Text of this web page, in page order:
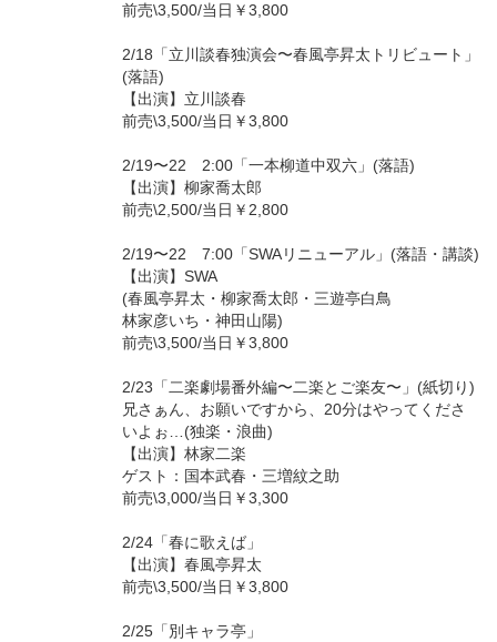
前売\3,500/当日￥3,800
2/18「立川談春独演会〜春風亭昇太トリビュート」
(落語)
【出演】立川談春
前売\3,500/当日￥3,800
2/19〜22 2:00「一本柳道中双六」(落語)
【出演】柳家喬太郎
前売\2,500/当日￥2,800
2/19〜22 7:00「SWAリニューアル」(落語・講談)
【出演】SWA
(春風亭昇太・柳家喬太郎・三遊亭白鳥
林家彦いち・神田山陽)
前売\3,500/当日￥3,800
2/23「二楽劇場番外編〜二楽とご楽友〜」(紙切り)
兄さぁん、お願いですから、20分はやってくださ
いよぉ…(独楽・浪曲)
【出演】林家二楽
ゲスト：国本武春・三増紋之助
前売\3,000/当日￥3,300
2/24「春に歌えば」
【出演】春風亭昇太
前売\3,500/当日￥3,800
2/25「別キャラ亭」